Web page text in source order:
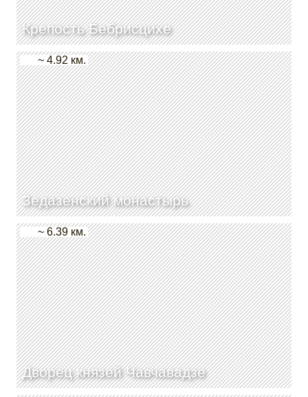
Крепость Бебрисцихе
Зедазенский монастырь
~ 4.92 км.
Дворец князей Чавчавадзе
~ 6.39 км.